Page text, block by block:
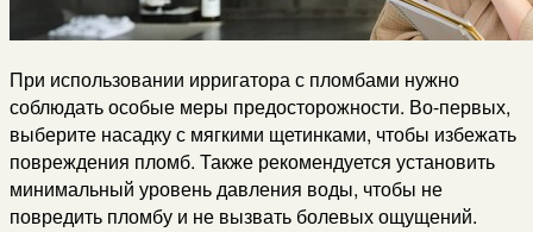
При использовании ирригатора с пломбами нужно
соблюдать особые меры предосторожности. Во-первых,
выберите насадку с мягкими щетинками, чтобы избежать
повреждения пломб. Также рекомендуется установить
минимальный уровень давления воды, чтобы не
повредить пломбу и не вызвать болевых ощущений.